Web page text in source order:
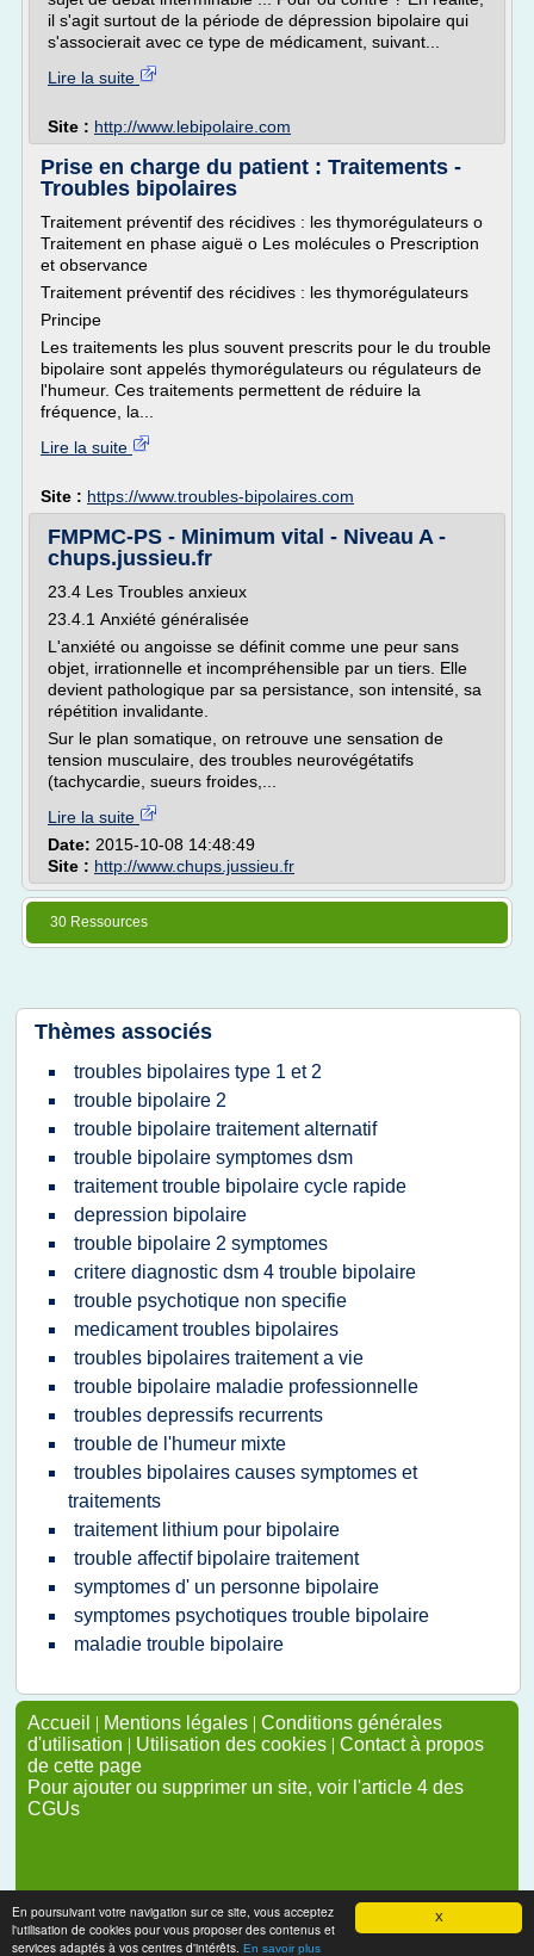
X
En poursuivant votre navigation sur ce site, vous acceptez
l'utilisation de cookies pour vous proposer des contenus et
services adaptés à vos centres d'intérêts. En savoir plus
il s'agit surtout de la période de dépression bipolaire qui
s'associerait avec ce type de médicament, suivant...
Lire la suite
Site : http://www.lebipolaire.com
Prise en charge du patient : Traitements -
Troubles bipolaires
Traitement préventif des récidives : les thymorégulateurs o
Traitement en phase aiguë o Les molécules o Prescription
et observance
Traitement préventif des récidives : les thymorégulateurs
Principe
Les traitements les plus souvent prescrits pour le du trouble
bipolaire sont appelés thymorégulateurs ou régulateurs de
l'humeur. Ces traitements permettent de réduire la
fréquence, la...
Lire la suite
Site : https://www.troubles-bipolaires.com
FMPMC-PS - Minimum vital - Niveau A -
chups.jussieu.fr
23.4 Les Troubles anxieux
23.4.1 Anxiété généralisée
L'anxiété ou angoisse se définit comme une peur sans
objet, irrationnelle et incompréhensible par un tiers. Elle
devient pathologique par sa persistance, son intensité, sa
répétition invalidante.
Sur le plan somatique, on retrouve une sensation de
tension musculaire, des troubles neurovégétatifs
(tachycardie, sueurs froides,...
Lire la suite
Date: 2015-10-08 14:48:49
Site : http://www.chups.jussieu.fr
30 Ressources
Thèmes associés
troubles bipolaires type 1 et 2
trouble bipolaire 2
trouble bipolaire traitement alternatif
trouble bipolaire symptomes dsm
traitement trouble bipolaire cycle rapide
depression bipolaire
trouble bipolaire 2 symptomes
critere diagnostic dsm 4 trouble bipolaire
trouble psychotique non specifie
medicament troubles bipolaires
troubles bipolaires traitement a vie
trouble bipolaire maladie professionnelle
troubles depressifs recurrents
trouble de l'humeur mixte
troubles bipolaires causes symptomes et
traitements
traitement lithium pour bipolaire
trouble affectif bipolaire traitement
symptomes d' un personne bipolaire
symptomes psychotiques trouble bipolaire
maladie trouble bipolaire
Accueil | Mentions légales | Conditions générales
d'utilisation | Utilisation des cookies | Contact à propos
de cette page
Pour ajouter ou supprimer un site, voir l'article 4 des
CGUs